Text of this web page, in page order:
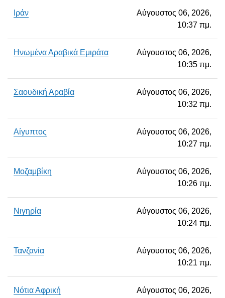
Ιράν
Αύγουστος 06, 2026,
10:37 πμ.
Ηνωμένα Αραβικά Εμιράτα
Αύγουστος 06, 2026,
10:35 πμ.
Σαουδική Αραβία
Αύγουστος 06, 2026,
10:32 πμ.
Αίγυπτος
Αύγουστος 06, 2026,
10:27 πμ.
Μοζαμβίκη
Αύγουστος 06, 2026,
10:26 πμ.
Νιγηρία
Αύγουστος 06, 2026,
10:24 πμ.
Τανζανία
Αύγουστος 06, 2026,
10:21 πμ.
Νότια Αφρική Αύγουστος 06, 2026,